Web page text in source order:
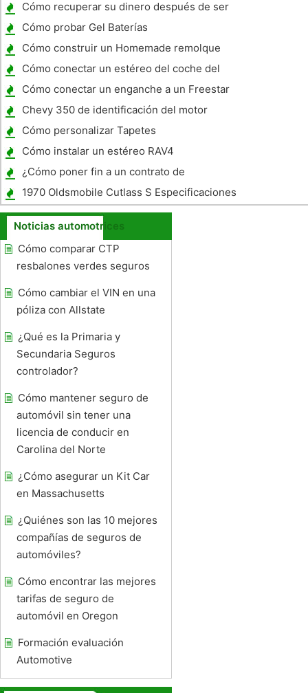
Cómo recuperar su dinero después de ser
sustraídos
Cómo probar Gel Baterías
Cómo construir un Homemade remolque
cerrado
Cómo conectar un estéreo del coche del
mazo de cables
Cómo conectar un enganche a un Freestar
Chevy 350 de identificación del motor
Cómo personalizar Tapetes
Cómo instalar un estéreo RAV4
¿Cómo poner fin a un contrato de
arrendamiento de vehículos Early
1970 Oldsmobile Cutlass S Especificaciones
Noticias automotrices
Cómo comparar CTP
resbalones verdes seguros
Cómo cambiar el VIN en una
póliza con Allstate
¿Qué es la Primaria y
Secundaria Seguros
controlador?
Cómo mantener seguro de
automóvil sin tener una
licencia de conducir en
Carolina del Norte
¿Cómo asegurar un Kit Car
en Massachusetts
¿Quiénes son las 10 mejores
compañías de seguros de
automóviles?
Cómo encontrar las mejores
tarifas de seguro de
automóvil en Oregon
Formación evaluación
Automotive